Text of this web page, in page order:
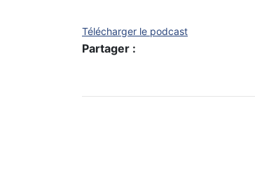
Télécharger le podcast
Partager :